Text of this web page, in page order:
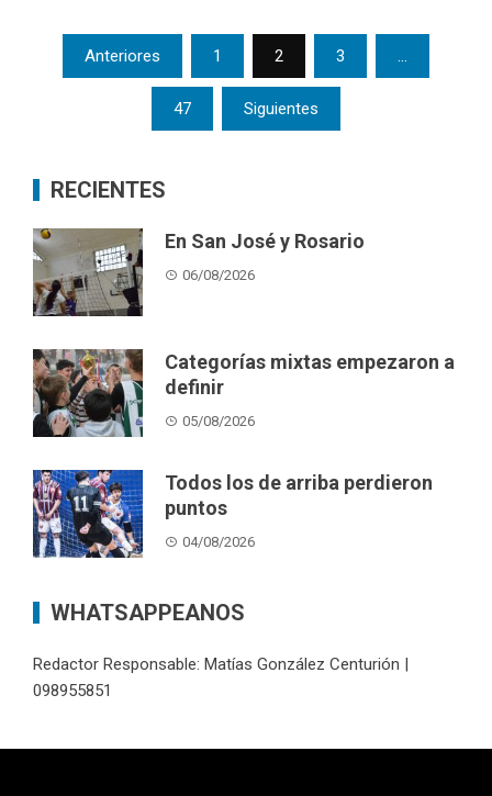
Posts
pagination
Anteriores 1 2 3 …
47 Siguientes
RECIENTES
En San José y Rosario
06/08/2026
Categorías mixtas empezaron a
definir
05/08/2026
Todos los de arriba perdieron
puntos
04/08/2026
WHATSAPPEANOS
Redactor Responsable: Matías González Centurión |
098955851